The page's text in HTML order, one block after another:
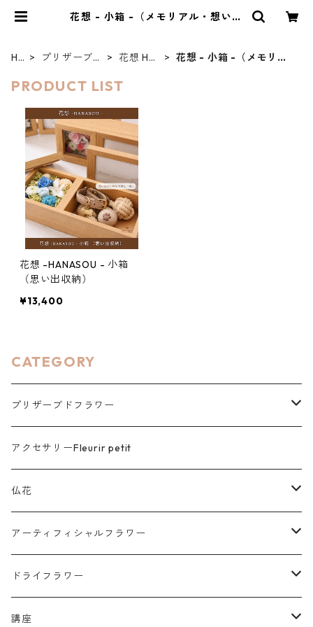
花想 - 小箱 -（メモリアル・想い出
HO
プリザーブド
花想 HA
花想 - 小箱 -（メモリア
PRODUCT LIST
花想 -HANASOU - 小箱
（思い出収納）
¥13,400
CATEGORY
プリザーブドフラワー
花色ギフト HANAIRO
花想 HANASOU
花想 - 窓 -（メモリアル）
花想 - 小箱 -（メモリアル・想い出収納)
仏花
季節の商品
花結 HANAYUI
アクセサリーFleurir petit
仏花
プリザーブドフラワー
アーティフィシャルフラワー
花守HANAMORI
アーティフィシャルフラワー
仏花
花守 HANAMORI
リース
ドライフラワー
スワッグ
講座